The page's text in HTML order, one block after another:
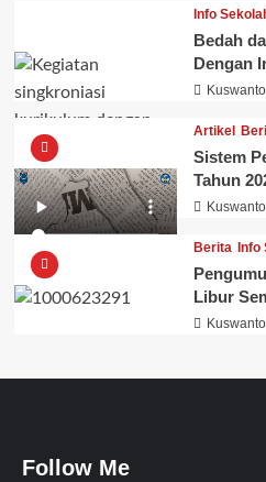
Info
Bedah
Dengan
Kuswanto
Artikel
Sistem
Tahun
Kuswanto
Berita Info
Libur
Kuswanto
Follow Me